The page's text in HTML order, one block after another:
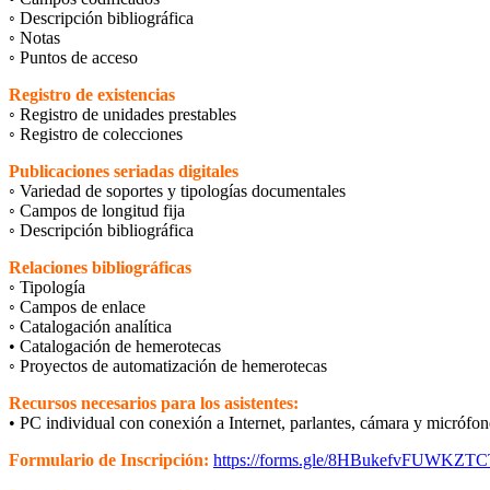
◦ Descripción bibliográfica
◦ Notas
◦ Puntos de acceso
Registro de existencias
◦ Registro de unidades prestables
◦ Registro de colecciones
Publicaciones seriadas digitales
◦ Variedad de soportes y tipologías documentales
◦ Campos de longitud fija
◦ Descripción bibliográfica
Relaciones bibliográficas
◦ Tipología
◦ Campos de enlace
◦ Catalogación analítica
• Catalogación de hemerotecas
◦ Proyectos de automatización de hemerotecas
Recursos necesarios para los asistentes:
• PC individual con conexión a Internet, parlantes, cámara y
Formulario de Inscripción: https://forms.gle/